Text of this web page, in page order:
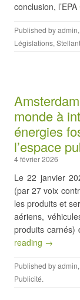
conclusion, l’EPA
Published byadmin
Législations,
monde à
énergies
l’espace
4 février 2026
Le 22 janvier
(par 27 voix
les produits et
aériens,
produits carnés)
reading →
Published byadmin
Publicité.